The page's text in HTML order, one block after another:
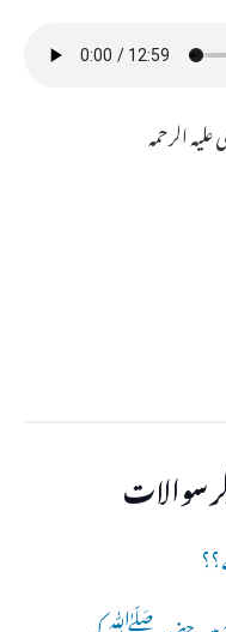
الرحمہ
سوالات